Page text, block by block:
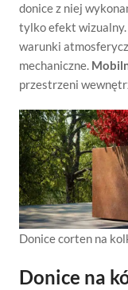
donice z niej
tylko efekt wizualny.
warunki
mechaniczne.
przestrzeni
Donice corten na
Donice na